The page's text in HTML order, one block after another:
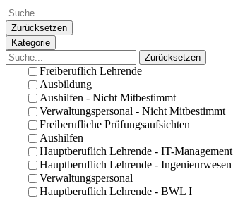
Zurücksetzen
Kategorie
Zurücksetzen
Freiberuflich Lehrende
Ausbildung
Aushilfen - Nicht Mitbestimmt
Verwaltungspersonal - Nicht Mitbestimmt
Freiberufliche Prüfungsaufsichten
Aushilfen
Hauptberuflich Lehrende - IT-Management
Hauptberuflich Lehrende - Ingenieurwesen
Verwaltungspersonal
Hauptberuflich Lehrende - BWL I